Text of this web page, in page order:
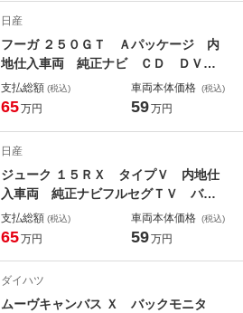
日産
フーガ ２５０ＧＴ Ａパッケージ 内
地仕入車両 純正ナビ ＣＤ ＤＶ
Ｄ Ｂｌｕｅｔｏｏｔｈ バックカメ
ラ 純正１８インチアルミホイール
ルーズ フォグランプ ＡＢＳ
支払総額 (税込)
65万円
車両本体価格 (税込)
59万円
日産
ジューク １５ＲＸ タイプＶ 内地仕
入車両 純正ナビフルセグＴＶ バッ
クカメラ ＥＴＣ ＣＤ ＤＶＤ再生
可 １６インチアルミホイール ヘッ
キー ＡＢＳ
支払総額 (税込)
65万円
車両本体価格 (税込)
59万円
ダイハツ
ムーヴキャンバス Ｘ バックモニタ